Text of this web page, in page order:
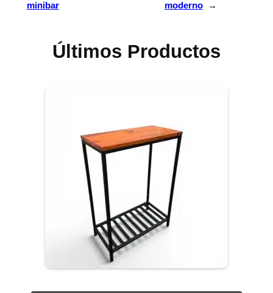
minibar
moderno
→
Últimos Productos